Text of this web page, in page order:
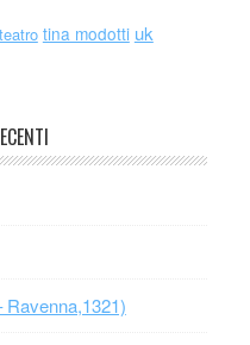
teatro tina modotti uk
Ravenna,1321)